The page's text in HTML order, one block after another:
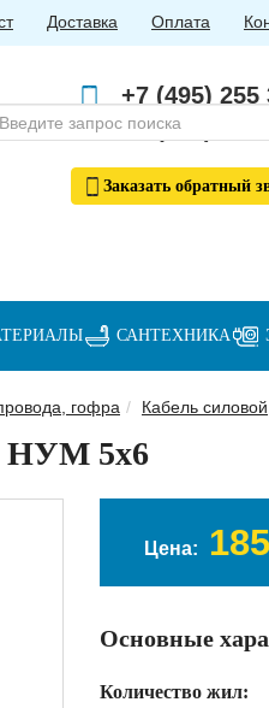
САНТЕХНИКА
Доставка Оплата
+7 (495) 255
+7 (985) 762
Заказать обратный
гофра Кабель силовой
НУМ 5х6
Цена: 185
Основные
Количество жил: